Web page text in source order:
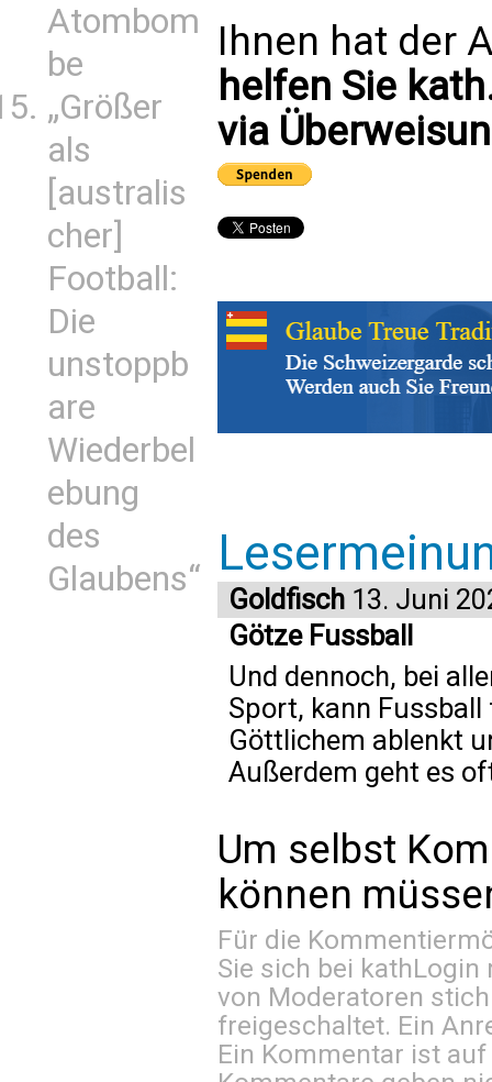
Atombom
be
„Größer
als
[australis
cher]
Football:
Die
unstoppb
are
Wiederbel
ebung
des
Glaubens“
Ihnen hat der
helfen Sie
via
Goldfisch 13. Juni
Götze Fussball
Und dennoch, bei
Sport, kann
Göttlichem ablenkt
Außerdem geht es
Um selbst
können
Für die
Sie sich bei kathLogin
von Moderatoren
freigeschaltet. Ein
Ein Kommentar ist